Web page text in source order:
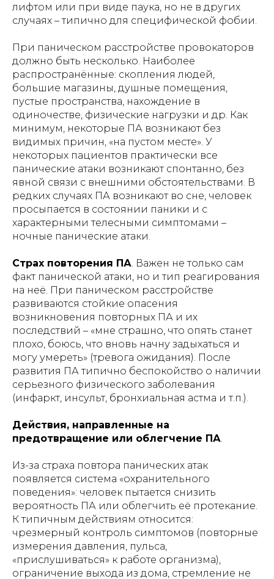
лифтом или при виде паука, но не в других
случаях – типично для специфической фобии.
При паническом расстройстве провокаторов
должно быть несколько. Наиболее
распространённые: скопления людей,
большие магазины, душные помещения,
пустые пространства, нахождение в
одиночестве, физические нагрузки и др. Как
минимум, некоторые ПА возникают без
видимых причин, «на пустом месте». У
некоторых пациентов практически все
панические атаки возникают спонтанно, без
явной связи с внешними обстоятельствами. В
редких случаях ПА возникают во сне, человек
просыпается в состоянии паники и с
характерными телесными симптомами –
ночные панические атаки.
Страх повторения ПА . Важен не только сам
факт панической атаки, но и тип реагирования
на неё. При паническом расстройстве
развиваются стойкие опасения
возникновения повторных ПА и их
последствий – «мне страшно, что опять станет
плохо, боюсь, что вновь начну задыхаться и
могу умереть» (тревога ожидания). После
развития ПА типично беспокойство о наличии
серьезного физического заболевания
(инфаркт, инсульт, бронхиальная астма и т.п.).
Действия, направленные на
предотвращение или облегчение ПА
Из-за страха повтора панических атак
появляется система «охранительного
поведения»: человек пытается снизить
вероятность ПА или облегчить её протекание.
К типичным действиям относится:
чрезмерный контроль симптомов (повторные
измерения давления, пульса,
«прислушиваться» к работе организма),
ограничение выхода из дома, стремление не